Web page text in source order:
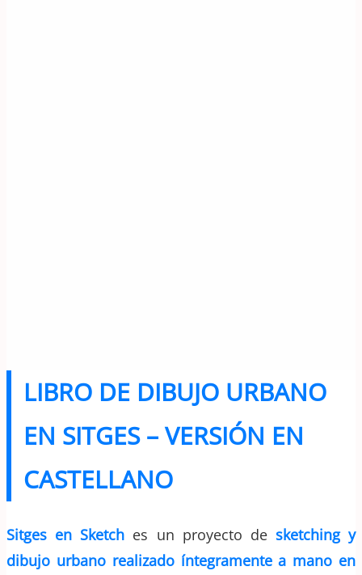
LIBRO DE DIBUJO URBANO
EN SITGES – VERSIÓN EN
CASTELLANO
Sitges en Sketch es un proyecto de sketching y
dibujo urbano realizado íntegramente a mano en